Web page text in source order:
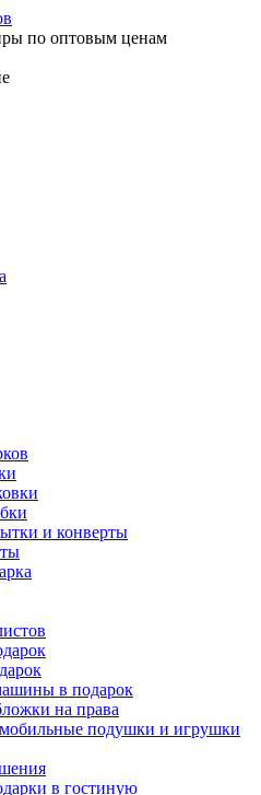
по оптовым ценам
и конверты
в подарок
на права
подушки и игрушки
в гостиную